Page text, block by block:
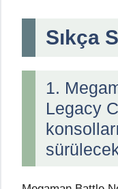
Sıkça
1.
Legacy